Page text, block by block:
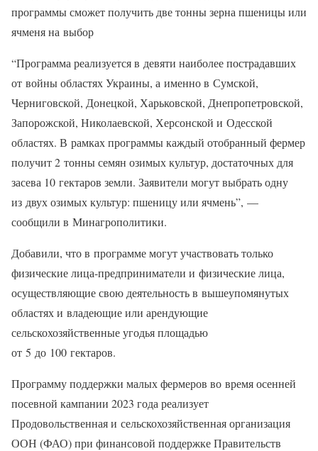
программы сможет получить две тонны зерна пшеницы или
ячменя на выбор
“Программа реализуется в девяти наиболее пострадавших
от войны областях Украины, а именно в Сумской,
Черниговской, Донецкой, Харьковской, Днепропетровской,
Запорожской, Николаевской, Херсонской и Одесской
областях. В рамках программы каждый отобранный фермер
получит 2 тонны семян озимых культур, достаточных для
засева 10 гектаров земли. Заявители могут выбрать одну
из двух озимых культур: пшеницу или ячмень”, —
сообщили в Минагрополитики.
Добавили, что в программе могут участвовать только
физические лица-предприниматели и физические лица,
осуществляющие свою деятельность в вышеупомянутых
областях и владеющие или арендующие
сельскохозяйственные угодья площадью
от 5 до 100 гектаров.
Программу поддержки малых фермеров во время осенней
посевной кампании 2023 года реализует
Продовольственная и сельскохозяйственная организация
ООН (ФАО) при финансовой поддержке Правительств